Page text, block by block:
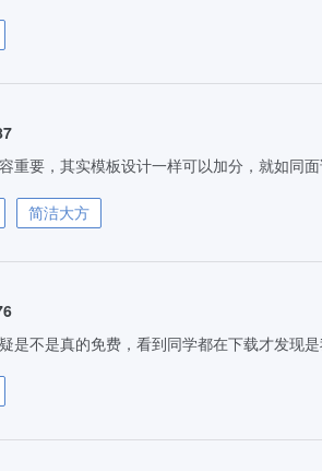
重要，其实模板设计一样可以加分，就如同
简洁大方
是不是真的免费，看到同学都在下载才发现